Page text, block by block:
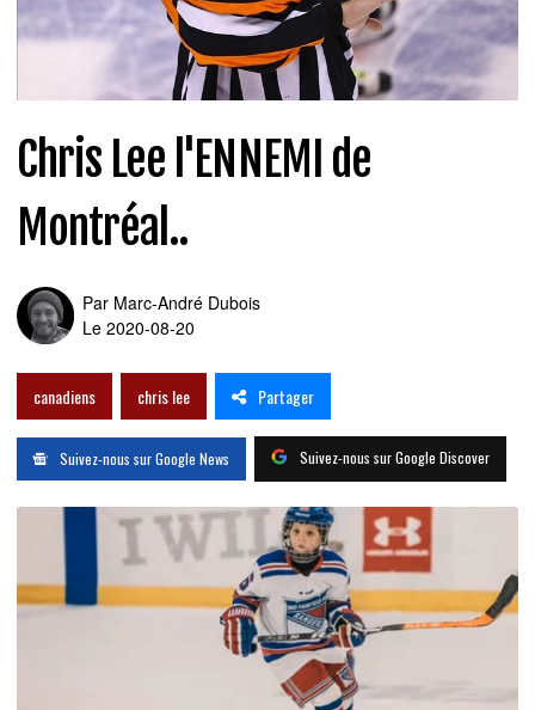
Chris Lee l'ENNEMI de
Montréal..
Par Marc-André Dubois
Le 2020-08-20
canadiens chris lee Partager
Suivez-nous sur Google News Suivez-nous sur Google Discover